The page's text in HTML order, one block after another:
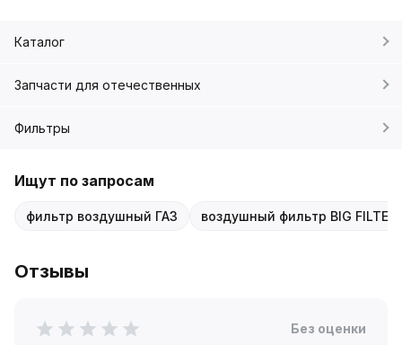
Каталог
Запчасти для отечественных
Фильтры
Ищут по запросам
фильтр воздушный ГАЗ воздушный фильтр BIG FILTER
Отзывы
Без оценки